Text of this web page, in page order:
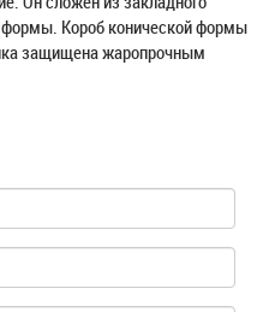
формы. Короб конической формы
защищена жаропрочным